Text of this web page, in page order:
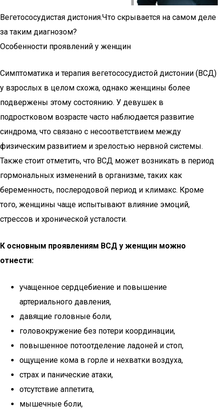
Вегетососудистая дистония.Что скрывается на самом деле
за таким диагнозом?
Особенности проявлений у женщин
Симптоматика и терапия вегетососудистой дистонии (ВСД)
у взрослых в целом схожа, однако женщины более
подвержены этому состоянию. У девушек в
подростковом возрасте часто наблюдается развитие
синдрома, что связано с несоответствием между
физическим развитием и зрелостью нервной системы.
Также стоит отметить, что ВСД может возникать в период
гормональных изменений в организме, таких как
беременность, послеродовой период и климакс. Кроме
того, женщины чаще испытывают влияние эмоций,
стрессов и хронической усталости.
К основным проявлениям ВСД у женщин можно
отнести:
учащенное сердцебиение и повышение
артериального давления,
давящие головные боли,
головокружение без потери координации,
повышенное потоотделение ладоней и стоп,
ощущение кома в горле и нехватки воздуха,
страх и панические атаки,
отсутствие аппетита,
мышечные боли,